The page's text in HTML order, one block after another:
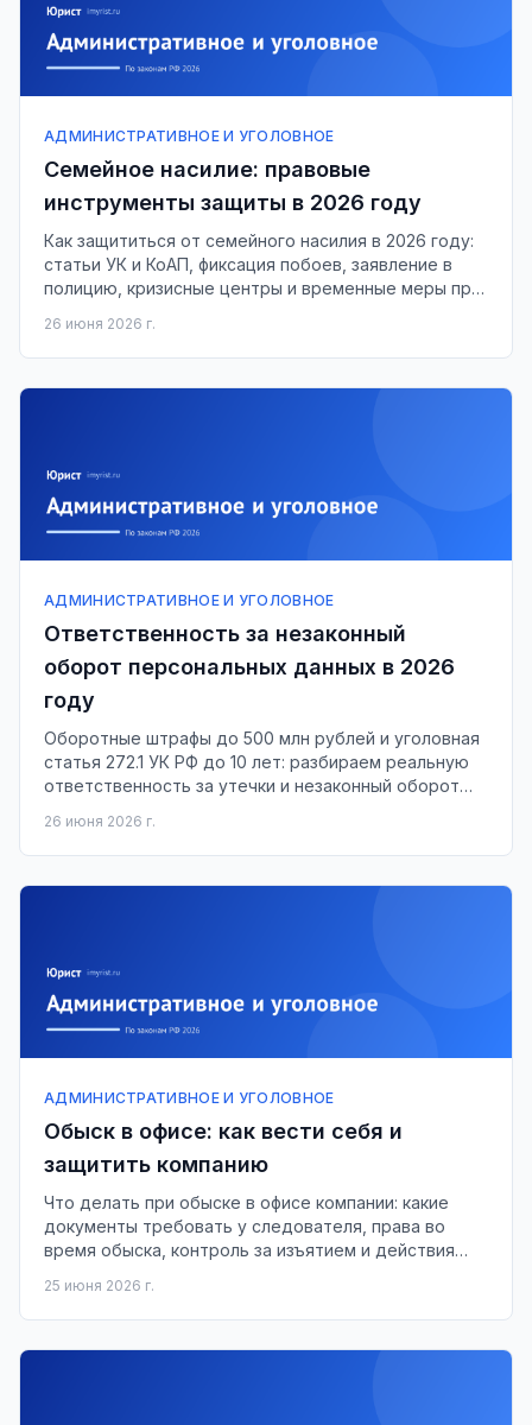
АДМИНИСТРАТИВНОЕ И УГОЛОВНОЕ
Семейное насилие: правовые
инструменты защиты в 2026 году
Как защититься от семейного насилия в 2026 году:
статьи УК и КоАП, фиксация побоев, заявление в
полицию, кризисные центры и временные меры при
26 июня 2026 г.
АДМИНИСТРАТИВНОЕ И УГОЛОВНОЕ
Ответственность за незаконный
оборот персональных данных в 2026
году
Оборотные штрафы до 500 млн рублей и уголовная
статья 272.1 УК РФ до 10 лет: разбираем реальную
ответственность за утечки и незаконный оборот
26 июня 2026 г.
АДМИНИСТРАТИВНОЕ И УГОЛОВНОЕ
Обыск в офисе: как вести себя и
защитить компанию
Что делать при обыске в офисе компании: какие
документы требовать у следователя, права во
время обыска, контроль за изъятием и действия
25 июня 2026 г.